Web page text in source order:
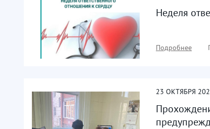
Неделя
Подробнее
23 ОКТЯБРЯ